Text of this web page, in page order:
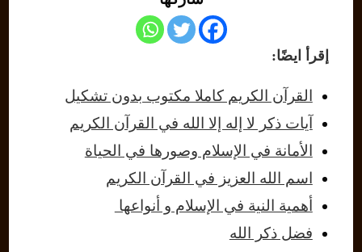
إقرأ ايضًا:
القرآن الكريم كاملا مكتوب بدون تشكيل
آيات ذكر لا إله إلا الله في القرآن الكريم
الأمانة في الإسلام وصورها في الحياة
اسم الله العزيز في القرآن الكريم
أهمية النية في الإسلام و أنواعها
فضل ذكر الله